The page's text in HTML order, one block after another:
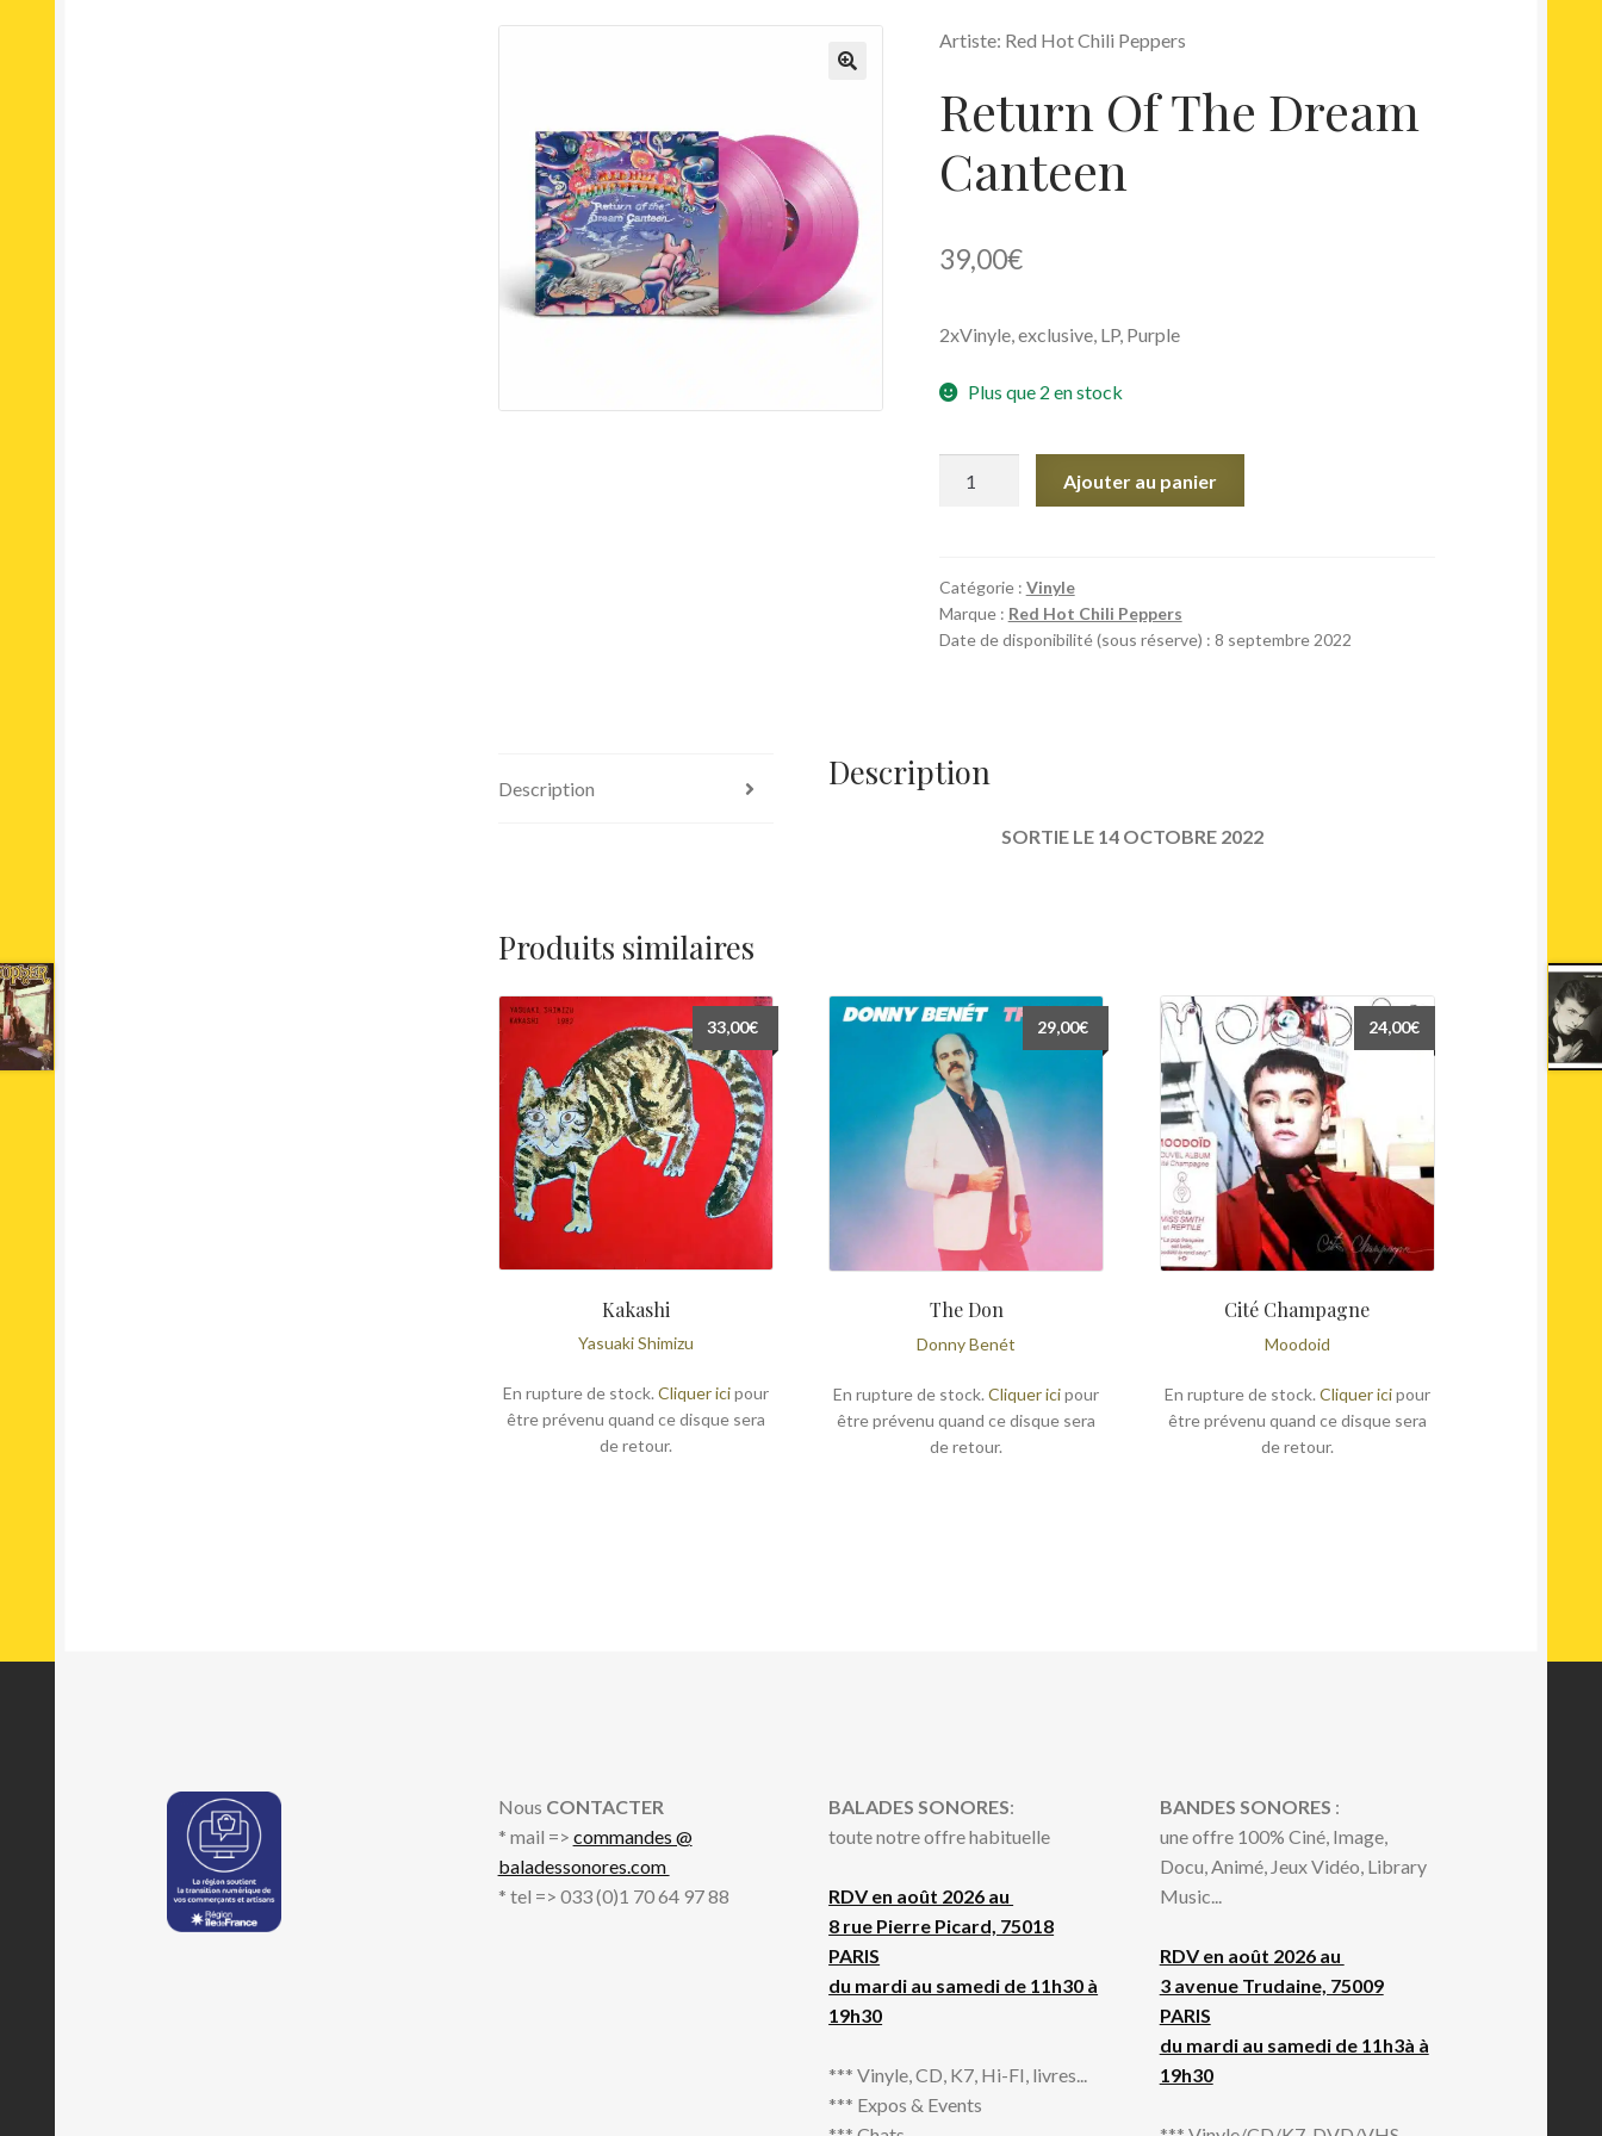
Artiste: Red Hot Chili Peppers
Return Of The Dream
Canteen
39,00€
2xVinyle, exclusive, LP, Purple
Plus que 2 en stock
The
Dream
Canteen
Ajouter au panier
Catégorie : Vinyle
Marque : Red Hot Chili Peppers
Date de disponibilité (sous réserve) : 8 septembre 2022
Description Description
SORTIE LE 14 OCTOBRE 2022
Produits similaires
Kakashi
Yasuaki Shimizu
33,00€
En rupture de stock. Cliquer icipour
être prévenu quand ce disque sera
de retour.
The Don
Donny Benét
29,00€
En rupture de stock.Cliquer icipour
être prévenu quand ce disque sera
de retour.
Cité Champagne
Moodoid
24,00€
En rupture de stock. Cliquer icipour
être prévenu quand ce disque sera
de retour.
Nous CONTACTER
* mail => commandes @
baladessonores.com
* tel => 033 (0)1 70 64 97 88
BALADES SONORES:
toute notre offre habituelle
RDV en août 2026 au
8 rue Pierre Picard, 75018
PARIS
du mardi au samedi de 11h30 à
19h30
*** Vinyle, CD, K7, Hi-FI, livres...
*** Expos & Events
BANDES SONORES :
une offre 100% Ciné, Image,
Docu, Animé, Jeux Vidéo, Library
Music...
RDV en août 2026 au
3 avenue Trudaine, 75009
PARIS
du mardi au samedi de 11h3à à
19h30